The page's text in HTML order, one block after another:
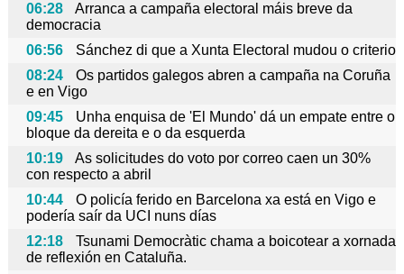
06:28
Arranca a campaña electoral máis breve da
democracia
06:56
Sánchez di que a Xunta Electoral mudou o criterio
08:24
Os partidos galegos abren a campaña na Coruña
e en Vigo
09:45
Unha enquisa de 'El Mundo' dá un empate entre o
bloque da dereita e o da esquerda
10:19
As solicitudes do voto por correo caen un 30%
con respecto a abril
10:44
O policía ferido en Barcelona xa está en Vigo e
podería saír da UCI nuns días
12:18
Tsunami Democràtic chama a boicotear a xornada
de reflexión en Cataluña.